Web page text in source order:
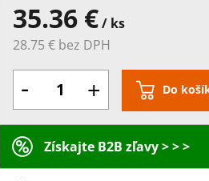
35.36 €/ ks
28.75 € bez DPH
- + Do
Získajte B2B zľavy > > >